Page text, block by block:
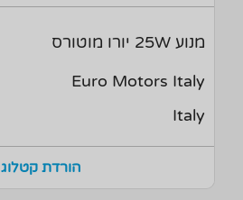
מנוע 25W יורו מוטורס
Euro Motors Italy
Italy
הורדת קטלוג